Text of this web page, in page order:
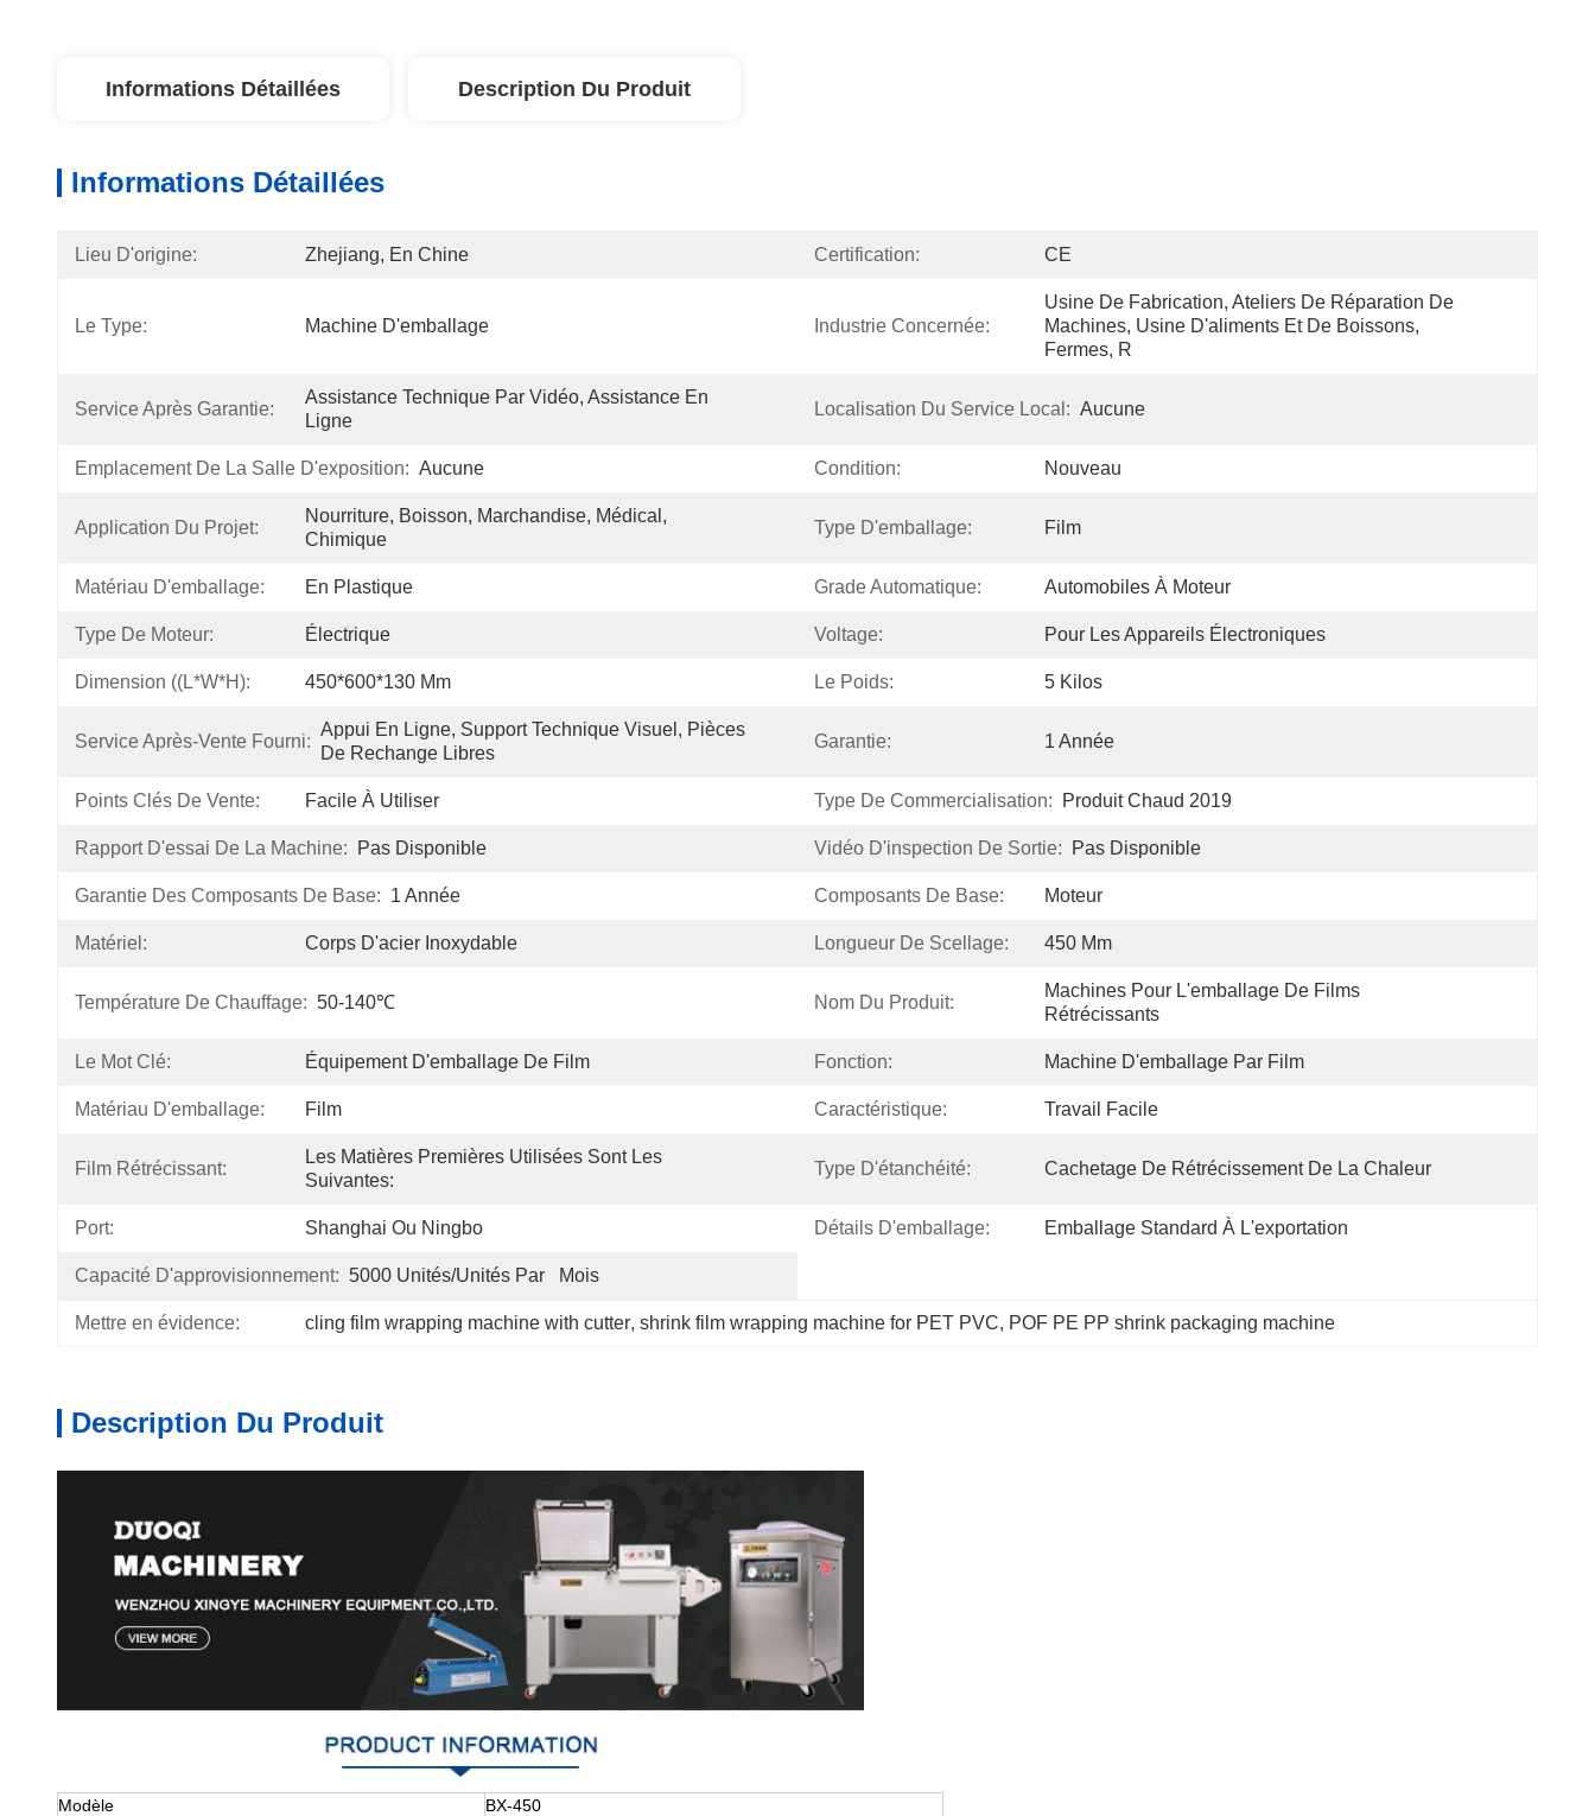
Informations Détaillées Description Du Produit
Informations Détaillées
Lieu D'origine: Zhejiang, En Chine Certification: CE
Le Type: Machine D'emballage Industrie Concernée:
Usine De Fabrication, Ateliers De Réparation De
Machines, Usine D'aliments Et De Boissons,
Fermes, R
Service Après Garantie:
Assistance Technique Par Vidéo, Assistance En
Ligne
Localisation Du Service Local: Aucune
Emplacement De La Salle D'exposition: Aucune Condition: Nouveau
Application Du Projet:
Nourriture, Boisson, Marchandise, Médical,
Chimique
Type D'emballage: Film
Matériau D'emballage: En Plastique Grade Automatique: Automobiles À Moteur
Type De Moteur: Électrique Voltage: Pour Les Appareils Électroniques
Dimension ((L*W*H): 450*600*130 Mm Le Poids: 5 Kilos
Service Après-Vente Fourni:
Appui En Ligne, Support Technique Visuel, Pièces
De Rechange Libres
Garantie: 1 Année
Points Clés De Vente: Facile À Utiliser Type De Commercialisation: Produit Chaud 2019
Rapport D'essai De La Machine: Pas Disponible Vidéo D'inspection De Sortie: Pas Disponible
Garantie Des Composants De Base: 1 Année Composants De Base: Moteur
Matériel: Corps D'acier Inoxydable Longueur De Scellage: 450 Mm
Température De Chauffage: 50-140℃ Nom Du Produit:
Machines Pour L'emballage De Films
Rétrécissants
Le Mot Clé: Équipement D'emballage De Film Fonction: Machine D'emballage Par Film
Matériau D'emballage: Film Caractéristique: Travail Facile
Film Rétrécissant:
Les Matières Premières Utilisées Sont Les
Suivantes:
Type D'étanchéité: Cachetage De Rétrécissement De La Chaleur
Port: Shanghai Ou Ningbo Détails D'emballage: Emballage Standard À L'exportation
Capacité D'approvisionnement: 5000 Unités/unités Par   Mois
Mettre en évidence: cling film wrapping machine with cutter, shrink film wrapping machine for PET PVC, POF PE PP shrink packaging machine
Description Du Produit
Modèle
BX-450